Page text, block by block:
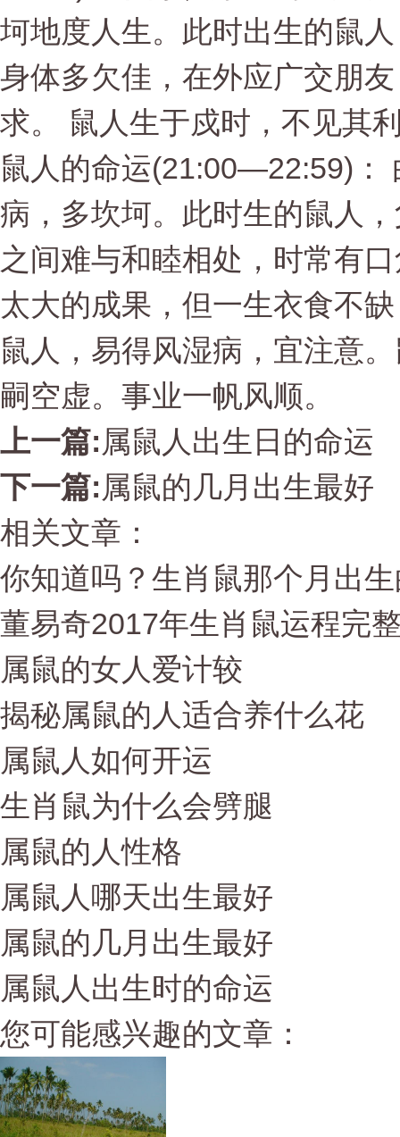
坷地度人生。此时出生的鼠
身体多欠佳，在外应广交朋
求。 鼠人生于戍时，不见其
鼠人的命运(21:00—22:59)：
病，多坎坷。此时生的鼠人
之间难与和睦相处，时常有
太大的成果，但一生衣食不
鼠人，易得风湿病，宜注意
嗣空虚。事业一帆风顺。
上一篇: 属鼠人出生日的命运
下一篇: 属鼠的几月出生最好
相关文章：
你知道吗？生肖鼠那个月出
董易奇2017年生肖鼠运程完
属鼠的女人爱计较
揭秘属鼠的人适合养什么花
属鼠人如何开运
生肖鼠为什么会劈腿
属鼠的人性格
属鼠人哪天出生最好
属鼠的几月出生最好
属鼠人出生时的命运
您可能感兴趣的文章：